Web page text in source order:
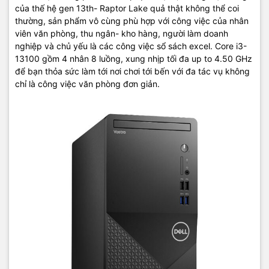
của thế hệ gen 13th- Raptor Lake quả thật không thể coi
thường, sản phẩm vô cùng phù hợp với công việc của nhân
viên văn phòng, thu ngân- kho hàng, người làm doanh
nghiệp và chủ yếu là các công việc sổ sách excel. Core i3-
13100 gồm 4 nhân 8 luồng, xung nhịp tối đa up to 4.50 GHz
để bạn thỏa sức làm tới nơi chơi tới bến với đa tác vụ không
chỉ là công việc văn phòng đơn giản.
mỹ cho sản phẩm. Ngoài ra thiết kế hoàn hảo của sản phẩm cũng
là điểm cộng cho việc nâng cấp sửa chữa được dễ dàng hơn.
Dell
3020MT(42IN3020MT0001)
VGA Onboard